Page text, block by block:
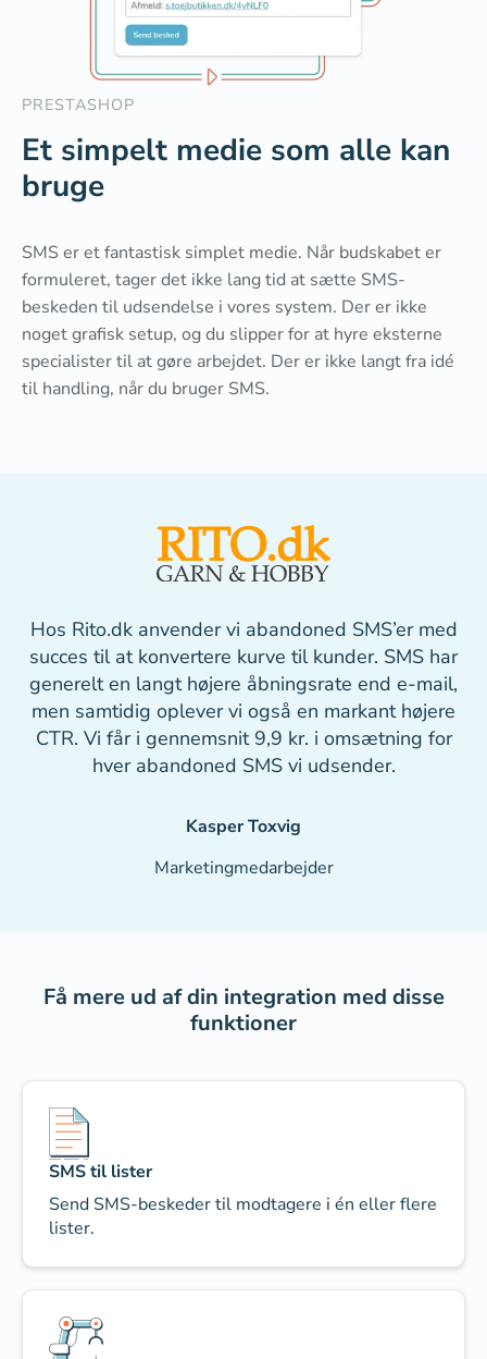
PRESTASHOP
Et simpelt medie som alle kan
bruge
SMS er et fantastisk simplet medie. Når budskabet er
formuleret, tager det ikke lang tid at sætte SMS-
beskeden til udsendelse i vores system. Der er ikke
noget grafisk setup, og du slipper for at hyre eksterne
specialister til at gøre arbejdet. Der er ikke langt fra idé
til handling, når du bruger SMS.
Hos Rito.dk anvender vi abandoned SMS’er med
succes til at konvertere kurve til kunder. SMS har
generelt en langt højere åbningsrate end e-mail,
men samtidig oplever vi også en markant højere
CTR. Vi får i gennemsnit 9,9 kr. i omsætning for
hver abandoned SMS vi udsender.
Kasper Toxvig
Marketingmedarbejder
Få mere ud af din integration med disse
funktioner
SMS til lister
Send SMS-beskeder til modtagere i én eller flere
lister.